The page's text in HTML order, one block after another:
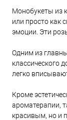
Монобукеты из
или просто как
эмоции. Эти
Одним из
классического
легко
Кроме
ароматерапии,
красивым, но и